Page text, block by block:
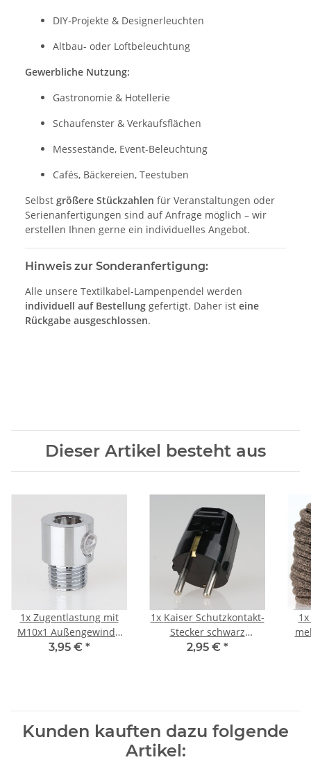
DIY-Projekte & Designerleuchten
Altbau- oder Loftbeleuchtung
Gewerbliche Nutzung:
Gastronomie & Hotellerie
Schaufenster & Verkaufsflächen
Messestände, Event-Beleuchtung
Cafés, Bäckereien, Teestuben
Selbst größere Stückzahlen für Veranstaltungen oder
Serienanfertigungen sind auf Anfrage möglich – wir
erstellen Ihnen gerne ein individuelles Angebot.
Hinweis zur Sonderanfertigung:
Alle unsere Textilkabel-Lampenpendel werden
individuell auf Bestellung gefertigt. Daher ist eine
Rückgabe ausgeschlossen.
Dieser Artikel besteht aus
1x Zugentlastung mit
M10x1 Außengewinde
für Kabel 13x17mm
3,95 € *
1x Kaiser Schutzkontakt-
Stecker schwarz
250V/16A Bakelit Optik
2,95 € *
1x
Kunden kauften dazu folgende
Artikel: